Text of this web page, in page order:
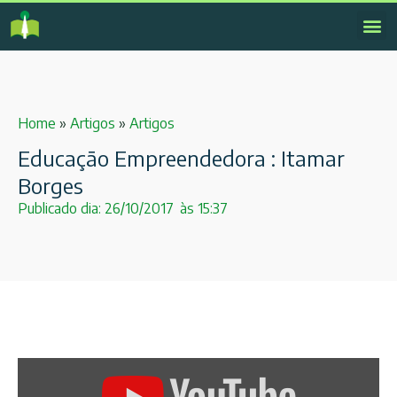
Home » Artigos » Artigos
Educação Empreendedora : Itamar
Borges
Publicado dia: 26/10/2017 às 15:37